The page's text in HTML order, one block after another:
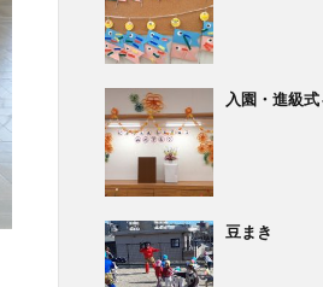
入園・進級式
豆まき